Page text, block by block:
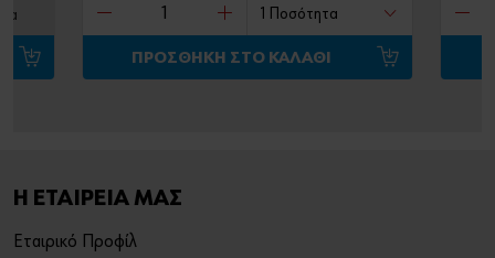
ΠΡΟΣΘΗΚΗ ΣΤΟ ΚΑΛΑΘΙ
Η ΕΤΑΙΡΕΙΑ ΜΑΣ
Εταιρικό Προφίλ